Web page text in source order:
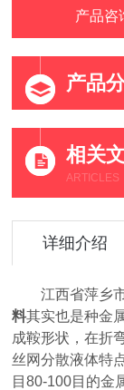
产品咨
产品
相关
ARTICLES
详细介绍
江西省萍乡
料其实也是种金
成鞍形状，在折
丝网分散液体特
目80-100目的金